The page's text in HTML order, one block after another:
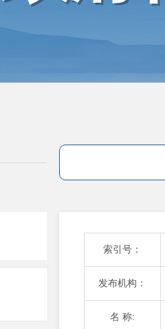
索引号：
发布机构：
名 称: